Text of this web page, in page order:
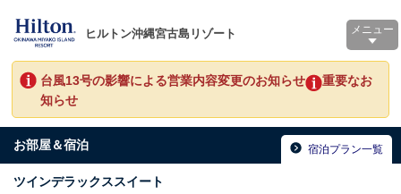
ヒルトン沖縄宮古島リゾート メニュー
台風13号の影響による営業内容変更のお知らせ
重要なお
知らせ
お部屋＆宿泊 宿泊プラン一覧
ツインデラックススイート